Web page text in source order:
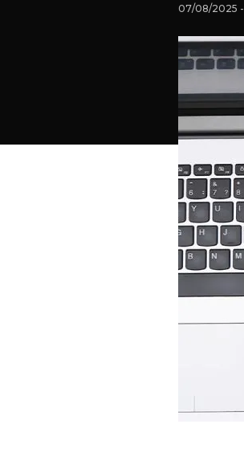
07/08/2025 -